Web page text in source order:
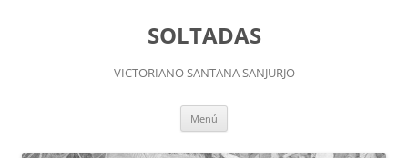
SOLTADAS
VICTORIANO SANTANA SANJURJO
Menú